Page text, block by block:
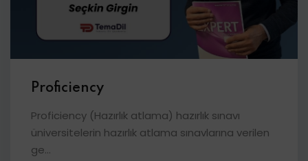
Proficiency
Proficiency (Hazırlık atlama) hazırlık sınavı
üniversitelerin hazırlık atlama sınavlarına verilen
ge...